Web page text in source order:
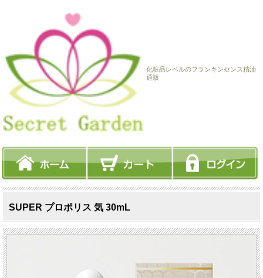
化粧品レベルのフランキンセンス精油
通販
SUPER プロポリス 気 30mL